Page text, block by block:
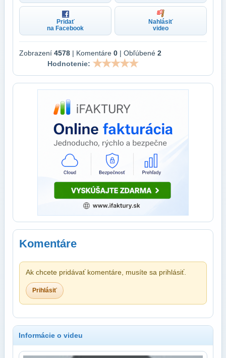
Pridať
na Facebook
Nahlásiť
video
Zobrazení 4578 | Komentáre 0 | Obľúbené 2
Hodnotenie:
Komentáre
Ak chcete pridávať komentáre, musíte sa prihlásiť.
Prihlásiť
Informácie o videu